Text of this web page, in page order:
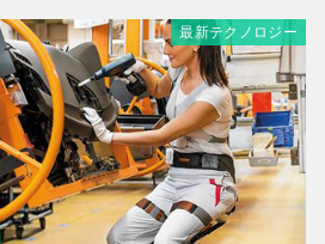
最新テクノロジー